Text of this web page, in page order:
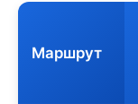
Маршрут